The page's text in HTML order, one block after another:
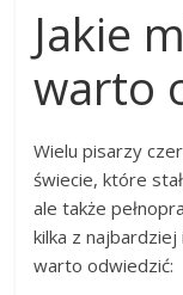
Jakie
warto
Wielu pisarzy
świecie, które
ale także
kilka z
warto odwiedzić: